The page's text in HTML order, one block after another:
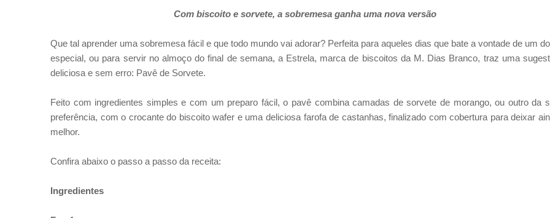
Com biscoito e sorvete, a sobremesa ganha uma nova versão
Que tal aprender uma sobremesa fácil e que todo mundo vai adorar? Perfeita para aqueles dias que bate a vontade de um
especial, ou para servir no almoço do final de semana, a Estrela, marca de biscoitos da M. Dias Branco, traz uma
deliciosa e sem erro: Pavê de Sorvete.
Feito com ingredientes simples e com um preparo fácil, o pavê combina camadas de sorvete de morango, ou outro da
preferência, com o crocante do biscoito wafer e uma deliciosa farofa de castanhas, finalizado com cobertura para deixar
melhor.
Confira abaixo o passo a passo da receita:
Ingredientes